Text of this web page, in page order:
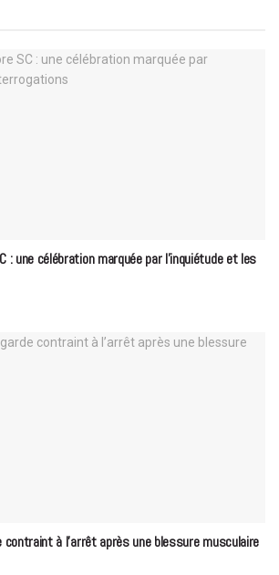
: une célébration marquée par l’inquiétude et les
contraint à l’arrêt après une blessure musculaire